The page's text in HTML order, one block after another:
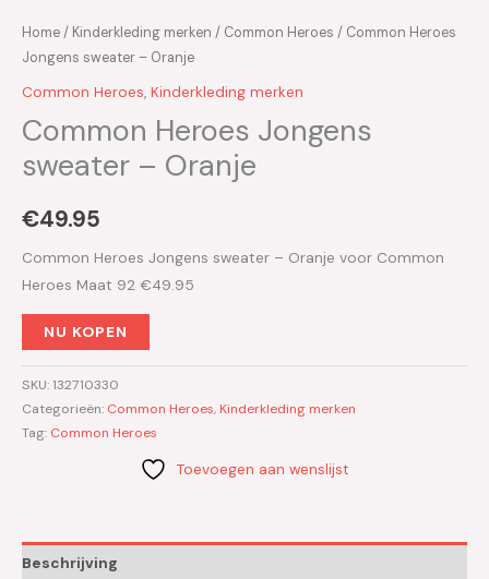
Home/ Kinderkleding merken / Common Heroes / Common Heroes
Jongens sweater – Oranje
Common Heroes, Kinderkleding merken
Common Heroes Jongens
sweater – Oranje
€49.95
Common Heroes Jongens sweater – Oranje voor Common
Heroes Maat 92 €49.95
NU KOPEN
SKU:132710330
Categorieën: Common Heroes, Kinderkleding merken
Tag: Common Heroes
Toevoegen aan wenslijst
Beschrijving